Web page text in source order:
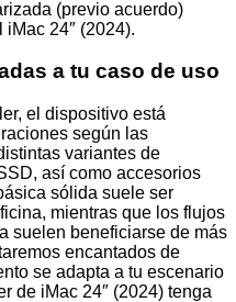
(previo acuerdo)
24″ (2024).
a tu caso de uso
el dispositivo está
según las
variantes de
así como accesorios
sólida suele ser
mientras que los flujos
suelen beneficiarse de más
encantados de
se adapta a tu escenario
de iMac 24″ (2024) tenga